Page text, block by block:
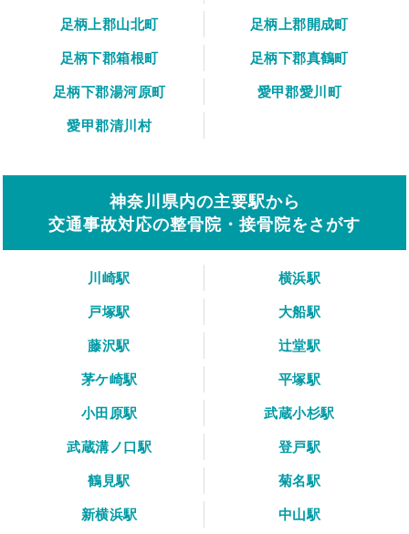
足柄上郡山北町
足柄上郡開成町
足柄下郡箱根町
足柄下郡真鶴町
足柄下郡湯河原町
愛甲郡愛川町
愛甲郡清川村
神奈川県内の主要駅から
交通事故対応の整骨院・接骨院をさがす
川崎駅
横浜駅
戸塚駅
大船駅
藤沢駅
辻堂駅
茅ケ崎駅
平塚駅
小田原駅
武蔵小杉駅
武蔵溝ノ口駅
登戸駅
鶴見駅
菊名駅
新横浜駅
中山駅